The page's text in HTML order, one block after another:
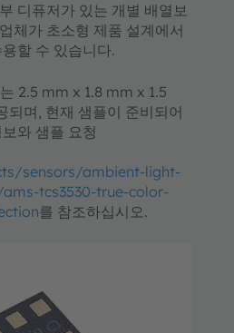
디퓨저가 있는 개별 배열보
체가 초소형 제품 설계에서
할 수 있습니다.
2.5 mm x 1.8 mm x 1.5
며, 현재 샘플이 준비되어
와 샘플 요청
sensors/ambient-light-
tcs3530-true-color-
를 참조하십시오.